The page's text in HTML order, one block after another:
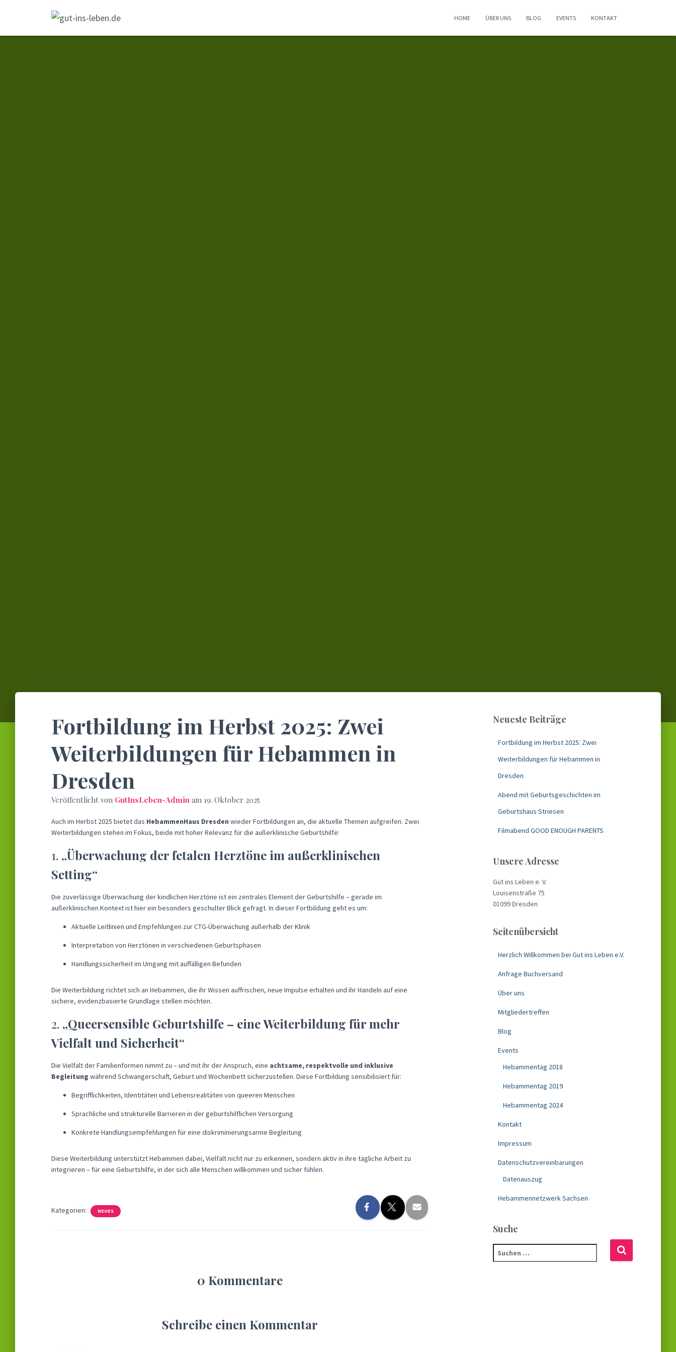
HOME ÜBER UNS BLOG EVENTS KONTAKT
Fortbildung im Herbst 2025: Zwei
Weiterbildungen für Hebammen in
Dresden
Veröffentlicht von GutInsLeben-Admin am 19. Oktober 2025
Auch im Herbst 2025 bietet das HebammenHaus Dresden wieder Fortbildungen an, die aktuelle Themen aufgreifen. Zwei
Weiterbildungen stehen im Fokus, beide mit hoher Relevanz für die außerklinische Geburtshilfe:
1. „Überwachung der fetalen Herztöne im außerklinischen
Setting“
Die zuverlässige Überwachung der kindlichen Herztöne ist ein zentrales Element der Geburtshilfe – gerade im
außerklinischen Kontext ist hier ein besonders geschulter Blick gefragt. In dieser Fortbildung geht es um:
Aktuelle Leitlinien und Empfehlungen zur CTG-Überwachung außerhalb der Klinik
Interpretation von Herztönen in verschiedenen Geburtsphasen
Handlungssicherheit im Umgang mit auffälligen Befunden
Die Weiterbildung richtet sich an Hebammen, die ihr Wissen auffrischen, neue Impulse erhalten und ihr Handeln auf eine
sichere, evidenzbasierte Grundlage stellen möchten.
2. „Queersensible Geburtshilfe – eine Weiterbildung für mehr
Vielfalt und Sicherheit“
Die Vielfalt der Familienformen nimmt zu – und mit ihr der Anspruch, eine achtsame, respektvolle und inklusive
Begleitung während Schwangerschaft, Geburt und Wochenbett sicherzustellen. Diese Fortbildung sensibilisiert für:
Begrifflichkeiten, Identitäten und Lebensrealitäten von queeren Menschen
Sprachliche und strukturelle Barrieren in der geburtshilflichen Versorgung
Konkrete Handlungsempfehlungen für eine diskriminierungsarme Begleitung
Diese Weiterbildung unterstützt Hebammen dabei, Vielfalt nicht nur zu erkennen, sondern aktiv in ihre tägliche Arbeit zu
integrieren – für eine Geburtshilfe, in der sich alle Menschen willkommen und sicher fühlen.
Kategorien: NEUES
0 Kommentare
Schreibe einen Kommentar
Neueste Beiträge
Fortbildung im Herbst 2025: Zwei
Weiterbildungen für Hebammen in
Dresden
Abend mit Geburtsgeschichten im
Geburtshaus Striesen
Filmabend GOOD ENOUGH PARENTS
Unsere Adresse
Gut ins Leben e. V.
Louisenstraße 75
01099 Dresden
Seitenübersicht
Herzlich Willkommen bei Gut ins Leben e.V.
Anfrage Buchversand
Über uns
Mitgliedertreffen
Blog
Events
Hebammentag 2018
Hebammentag 2019
Hebammentag 2024
Kontakt
Impressum
Datenschutzvereinbarungen
Datenauszug
Hebammennetzwerk Sachsen
Suche
u